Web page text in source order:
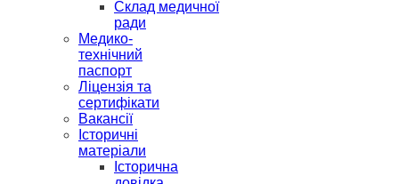
Склад медичної
ради
Медико-
технічний
паспорт
Ліцензія та
сертифікати
Вакансії
Історичні
матеріали
Історична